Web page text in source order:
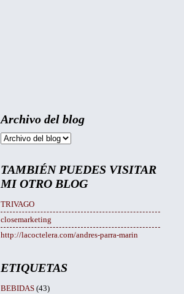
Archivo del blog
TAMBIÉN PUEDES VISITAR
MI OTRO BLOG
TRIVAGO
closemarketing
http://lacoctelera.com/andres-parra-marin
ETIQUETAS
BEBIDAS (43)